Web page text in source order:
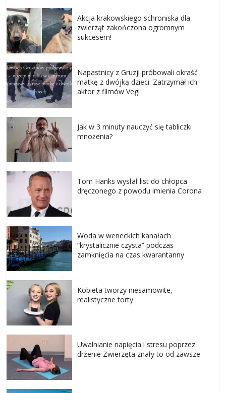
Akcja krakowskiego schroniska dla
zwierząt zakończona ogromnym
sukcesem!
Napastnicy z Gruzji próbowali okraść
matkę z dwójką dzieci. Zatrzymał ich
aktor z filmów Vegi
Jak w 3 minuty nauczyć się tabliczki
mnożenia?
Tom Hanks wysłał list do chłopca
dręczonego z powodu imienia Corona
Woda w weneckich kanałach
“krystalicznie czysta” podczas
zamknięcia na czas kwarantanny
Kobieta tworzy niesamowite,
realistyczne torty
Uwalnianie napięcia i stresu poprzez
drżenie Zwierzęta znały to od zawsze